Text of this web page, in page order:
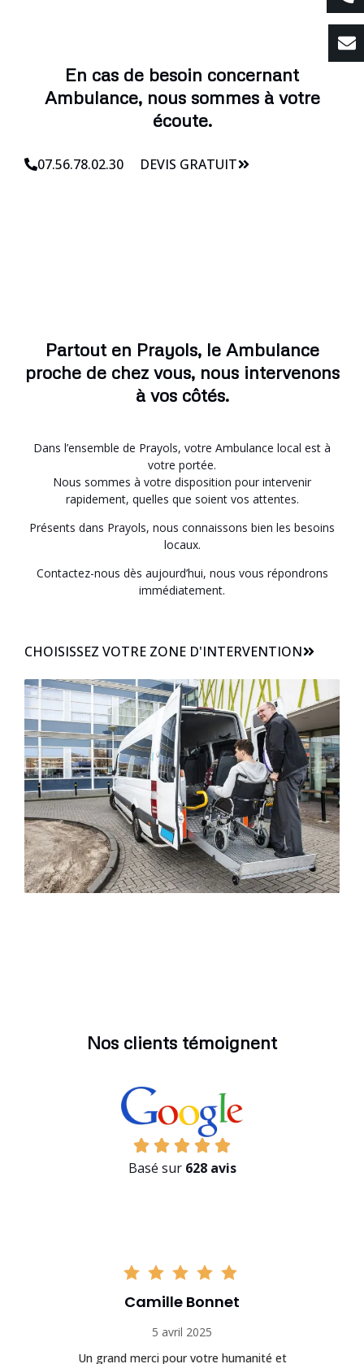
En cas de besoin concernant
Ambulance, nous sommes à votre
écoute.
07.56.78.02.30 DEVIS GRATUIT
Partout en Prayols, le Ambulance
proche de chez vous, nous intervenons
à vos côtés.
Dans l’ensemble de Prayols, votre Ambulance local est à
votre portée.
Nous sommes à votre disposition pour intervenir
rapidement, quelles que soient vos attentes.
Présents dans Prayols, nous connaissons bien les besoins
locaux.
Contactez-nous dès aujourd’hui, nous vous répondrons
immédiatement.
CHOISISSEZ VOTRE ZONE D'INTERVENTION
Nos clients témoignent
Basé sur 628 avis
Camille Bonnet
5 avril 2025
Un grand merci pour votre humanité et